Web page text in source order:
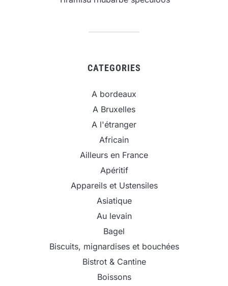
CATEGORIES
A bordeaux
A Bruxelles
A l'étranger
Africain
Ailleurs en France
Apéritif
Appareils et Ustensiles
Asiatique
Au levain
Bagel
Biscuits, mignardises et bouchées
Bistrot & Cantine
Boissons